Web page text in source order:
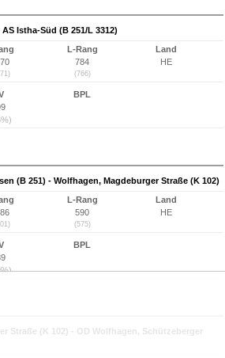
Istha-Süd (B 251/L 3312)
L-Rang
784
(766)
Land
HE
BPL
(B 251) - Wolfhagen, Magdeburger Straße (K 102)
L-Rang
590
(575)
Land
HE
BPL
Straße (K 102) - OD Wolfhagen, Schützeberger